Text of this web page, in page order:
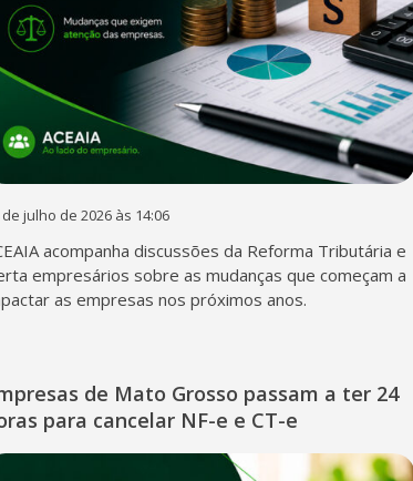
de julho de 2026 às 14:06
acompanha discussões da Reforma Tributária e
empresários sobre as mudanças que começam a
as empresas nos próximos anos.
de Mato Grosso passam a ter 24
para cancelar NF-e e CT-e